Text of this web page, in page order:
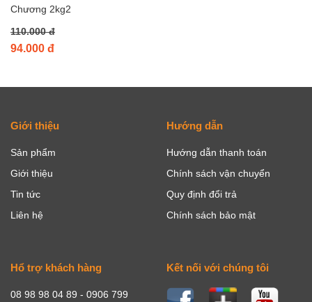
Chương 2kg2
110.000 đ
94.000 đ
Giới thiệu
Sản phẩm
Giới thiệu
Tin tức
Liên hệ
Hướng dẫn
Hướng dẫn thanh toán
Chính sách vận chuyển
Quy định đổi trả
Chính sách bảo mật
Hổ trợ khách hàng
08 98 98 04 89 - 0906 799
Kết nối với chúng tôi